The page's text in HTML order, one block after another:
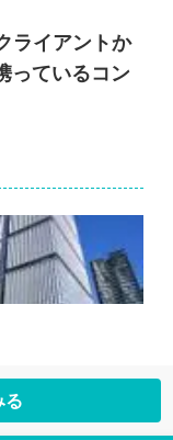
ライアントか
っているコン
る